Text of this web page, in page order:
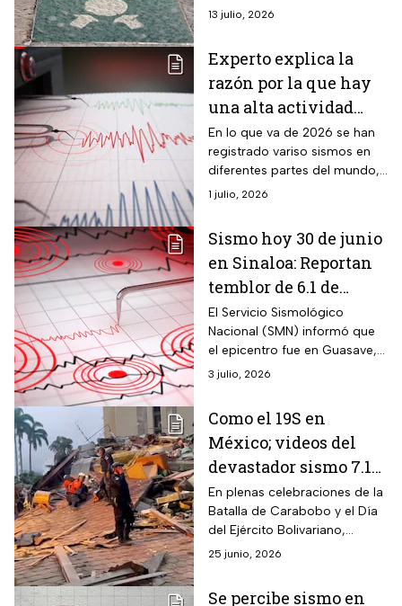
magnitud igual o superior a 4.
13 julio, 2026
Experto explica la
razón por la que hay
una alta actividad
sísmica en el mundo
En lo que va de 2026 se han
registrado variso sismos en
diferentes partes del mundo,
¿hay un cambio en las
1 julio, 2026
Sismo hoy 30 de junio
en Sinaloa: Reportan
temblor de 6.1 de
magnitud
El Servicio Sismológico
Nacional (SMN) informó que
el epicentro fue en Guasave,
Sinaloa, alrededor de las 13:45
3 julio, 2026
Como el 19S en
México; videos del
devastador sismo 7.1
en Venezuela que dejó
derrumbes y alerta de
tsunami
En plenas celebraciones de la
Batalla de Carabobo y el Día
del Ejército Bolivariano,
Venezuela fue azotada por un
25 junio, 2026
Se percibe sismo en